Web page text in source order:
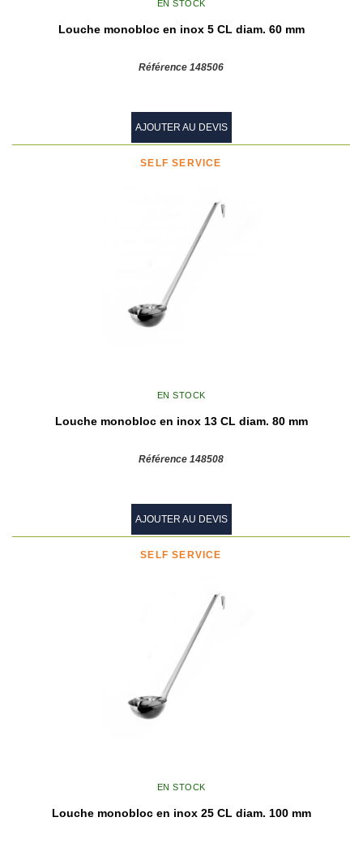
EN STOCK
Louche monobloc en inox 5 CL diam. 60 mm
Référence 148506
AJOUTER AU DEVIS
SELF SERVICE
EN STOCK
Louche monobloc en inox 13 CL diam. 80 mm
Référence 148508
AJOUTER AU DEVIS
SELF SERVICE
EN STOCK
Louche monobloc en inox 25 CL diam. 100 mm